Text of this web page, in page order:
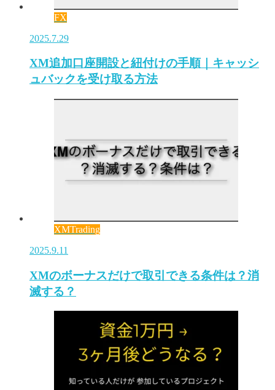
FX
2025.7.29
XM追加口座開設と紐付けの手順｜キャッシ
ュバックを受け取る方法
XMTrading
2025.9.11
XMのボーナスだけで取引できる条件は？消
滅する？